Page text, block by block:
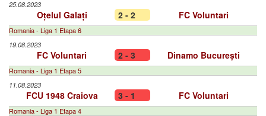
25.08.2023
Oțelul Galați 2 - 2 FC Voluntari
Romania - Liga 1 Etapa 6
19.08.2023
FC Voluntari 2 - 3 Dinamo București
Romania - Liga 1 Etapa 5
11.08.2023
FCU 1948 Craiova 3 - 1 FC Voluntari
Romania - Liga 1 Etapa 4